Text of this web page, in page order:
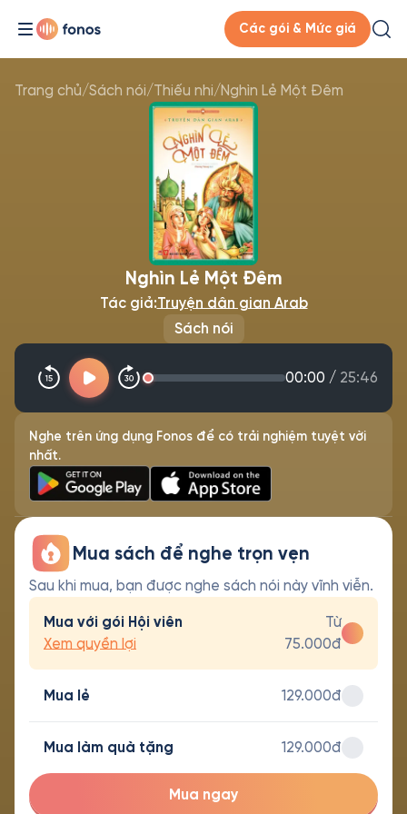
Các gói & Mức giá
Trang chủ/Sách nói/Thiếu nhi/Nghìn Lẻ Một Đêm
Sách nói
Nghìn Lẻ Một Đêm
Tác giả:Truyện dân gian Arab
00:00 / 25:46
Nghe trên ứng dụng Fonos để có trải nghiệm tuyệt vời
nhất.
Mua sách để nghe trọn vẹn
Sau khi mua, bạn được nghe sách nói này vĩnh viễn.
Mua với gói Hội viên
Xem quyền lợi
Từ
75.000đ
Mua lẻ 129.000đ
Mua làm quà tặng 129.000đ
Mua ngay